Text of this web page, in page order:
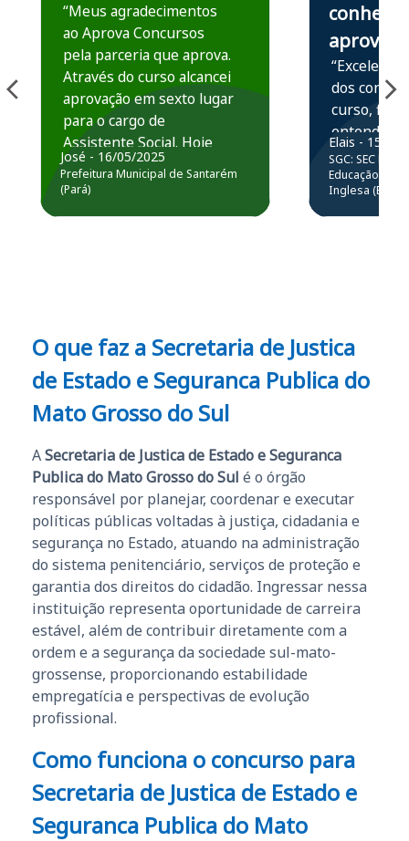
“Meus agradecimentos
ao Aprova Concursos
pela parceria que aprova.
Através do curso alcancei
aprovação em sexto lugar
para o cargo de
Assistente Social. Hoje
estou atuando na
Prefeitura de Santarém.
José - 16/05/2025
Prefeitura Municipal de Santarém
(Pará)
conhece,
aprova
“Excelente
dos
curso,
entender e
prática
resolução
questões.”
Elais - 15/07/
SGC: SEC BA
Educação
Inglesa (Edital
O que faz a Secretaria de Justica
de Estado e Seguranca Publica do
Mato Grosso do Sul
ASecretaria de Justica de Estado e Seguranca
Publica do Mato Grosso do Sul é o órgão
responsável por planejar, coordenar e executar
políticas públicas voltadas à justiça, cidadania e
segurança no Estado, atuando na administração
do sistema penitenciário, serviços de proteção e
garantia dos direitos do cidadão. Ingressar nessa
instituição representa oportunidade de carreira
estável, além de contribuir diretamente com a
ordem e a segurança da sociedade sul-mato-
grossense, proporcionando estabilidade
empregatícia e perspectivas de evolução
profissional.
Como funciona o concurso para
Secretaria de Justica de Estado e
Seguranca Publica do Mato